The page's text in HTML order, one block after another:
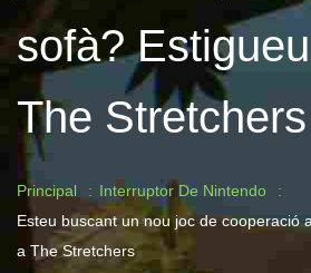
sofà?
The Stretchers
Principal
Interruptor De Nintendo
Esteu buscant un nou joc de cooperació
a The Stretchers